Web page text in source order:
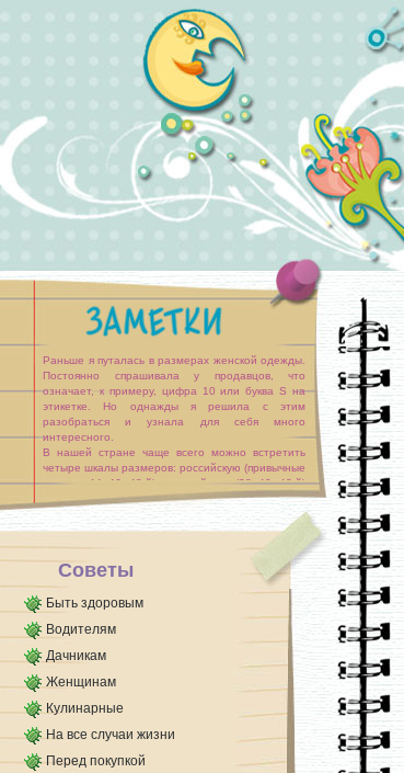
Раньше я путалась в размерах женской одежды.
Постоянно спрашивала у продавцов, что
означает, к примеру, цифра 10 или буква S на
этикетке. Но однажды я решила с этим
разобраться и узнала для себя много
интересного.
В нашей стране чаще всего можно встретить
четыре шкалы размеров: российскую (привычные
для нас 44, 46, 48-й), европейскую (38, 40, 42-й)
Советы
Быть здоровым
Водителям
Дачникам
Женщинам
Кулинарные
На все случаи жизни
Перед покупкой